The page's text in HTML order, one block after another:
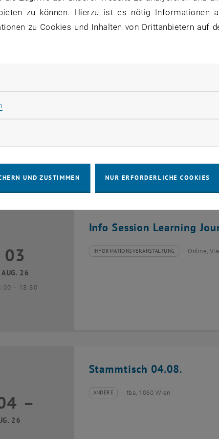
Juli 2026
28
-bis
17:00
Info Session Learning
August 2026
03
AUG. 26
- bis
13:30
Veranstaltungstyp:
INFORMATIONSVERANSTALTUNG
Veranstaltungsort: Online,
Stammtisch 04.08.
26
– Veranstaltungstyp:
ANDERE
Veranstaltungsort:tba, 1060 Wien
zu können. Hierzu ist es nötig Informationen
zu Cookies und Inhalten von Drittanbietern auf
Cookies zulassen
UND ZUSTIMMEN NUR ERFORDERLICHE COOKIES